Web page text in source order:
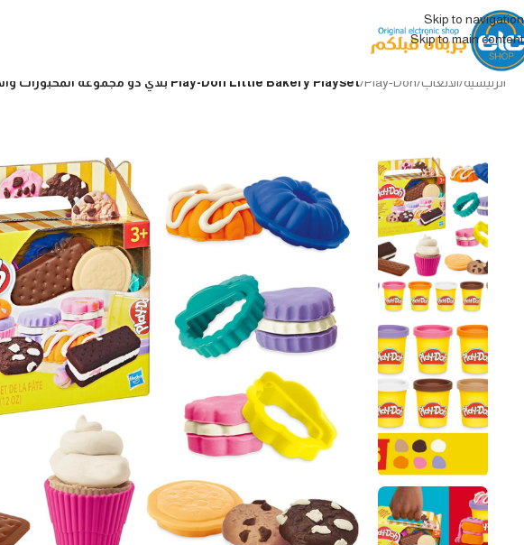
Skip to navigation
Skip to main content
الرئيسية/الألعاب/
Play-Doh
/Play-Doh Little Bakery Playset بلاي دو مجموعة المخبوزات والحلويات الممتعة